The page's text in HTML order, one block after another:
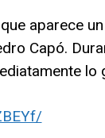
aparece
Capó.